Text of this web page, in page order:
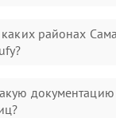
районах